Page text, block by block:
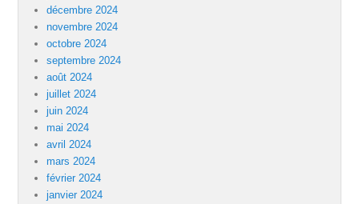
décembre 2024
novembre 2024
octobre 2024
septembre 2024
août 2024
juillet 2024
juin 2024
mai 2024
avril 2024
mars 2024
février 2024
janvier 2024